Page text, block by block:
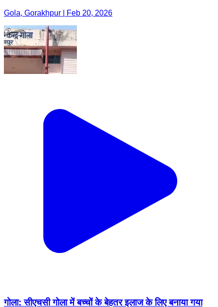
Gola, Gorakhpur | Feb 20, 2026
गोला: सीएचसी गोला में बच्चों के बेहतर इलाज के लिए बनाया गया